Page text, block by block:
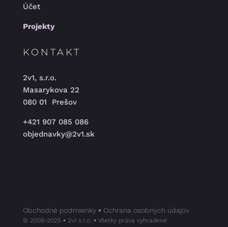
Účet
Projekty
KONTAKT
2v1, s.r.o.
Masarykova 22
080 01 Prešov
+421 907 085 086
objednavky@2v1.sk
Obchodné podmienky • Ochrana osobných údajov
©️ 2009-2025 •2v1 s.r.o. •Všetky práva vyhradené